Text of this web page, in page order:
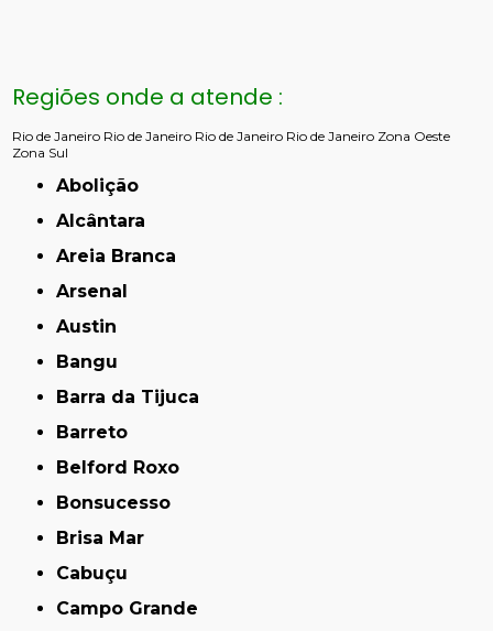
Regiões onde a atende :
Rio de Janeiro Rio de Janeiro Rio de Janeiro Rio de Janeiro Zona Oeste
Zona Sul
Abolição
Alcântara
Areia Branca
Arsenal
Austin
Bangu
Barra da Tijuca
Barreto
Belford Roxo
Bonsucesso
Brisa Mar
Cabuçu
Campo Grande